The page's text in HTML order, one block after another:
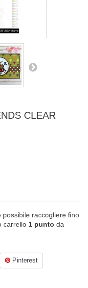
CLEAR
raccogliere fino
carrello 1 punto da
Pinterest